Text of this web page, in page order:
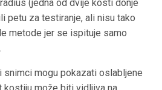
(jedna od dvije kosti donje
petu za testiranje, ali nisu tako
metode jer se ispituje samo
snimci mogu pokazati oslabljene